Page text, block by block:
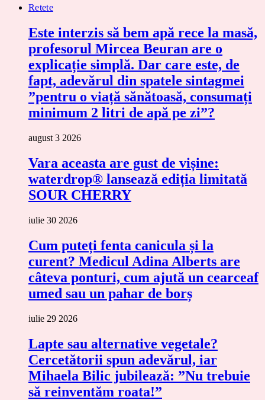
Retete
Este interzis să bem apă rece la masă,
profesorul Mircea Beuran are o
explicație simplă. Dar care este, de
fapt, adevărul din spatele sintagmei
”pentru o viață sănătoasă, consumați
minimum 2 litri de apă pe zi”?
august 3 2026
Vara aceasta are gust de vișine:
waterdrop® lansează ediția limitată
SOUR CHERRY
iulie 30 2026
Cum puteți fenta canicula și la
curent? Medicul Adina Alberts are
câteva ponturi, cum ajută un cearceaf
umed sau un pahar de borș
iulie 29 2026
Lapte sau alternative vegetale?
Cercetătorii spun adevărul, iar
Mihaela Bilic jubilează: ”Nu trebuie
să reinventăm roata!”